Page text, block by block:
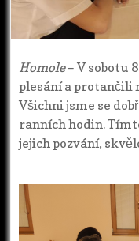
Homole– V sobotu
plesání a protančili
Všichni jsme se
ranních hodin.
jejich pozvání,